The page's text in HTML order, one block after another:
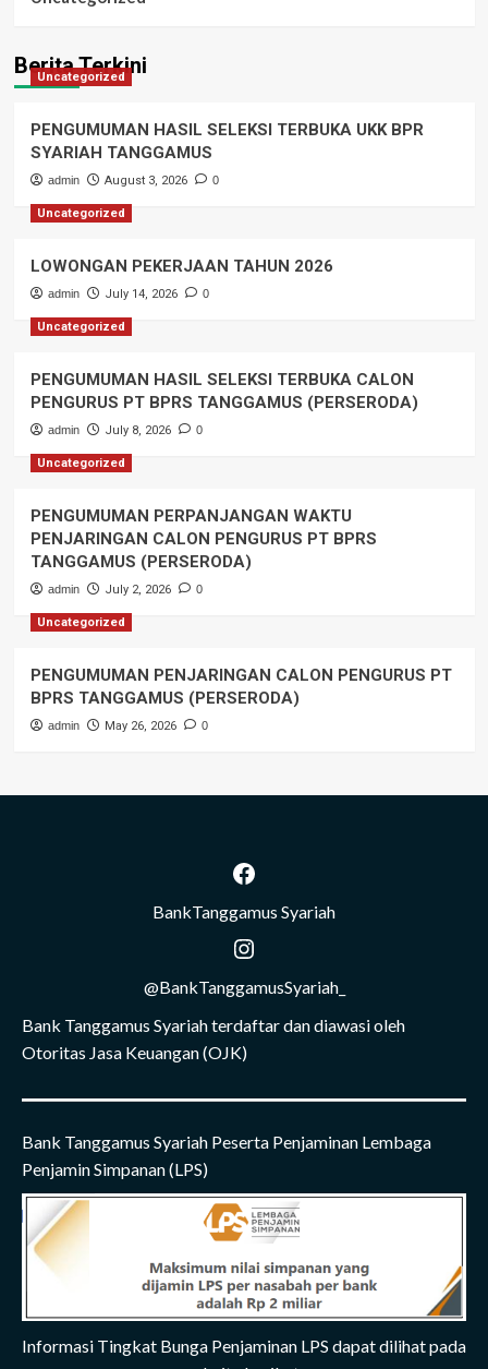
Berita Terkini
Uncategorized
PENGUMUMAN HASIL SELEKSI TERBUKA UKK BPR
SYARIAH TANGGAMUS
admin August 3, 2026 0
Uncategorized
LOWONGAN PEKERJAAN TAHUN 2026
admin July 14, 2026 0
Uncategorized
PENGUMUMAN HASIL SELEKSI TERBUKA CALON
PENGURUS PT BPRS TANGGAMUS (PERSERODA)
admin July 8, 2026 0
Uncategorized
PENGUMUMAN PERPANJANGAN WAKTU
PENJARINGAN CALON PENGURUS PT BPRS
TANGGAMUS (PERSERODA)
admin July 2, 2026 0
Uncategorized
PENGUMUMAN PENJARINGAN CALON PENGURUS PT
BPRS TANGGAMUS (PERSERODA)
admin May 26, 2026 0
Facebook
BankTanggamus Syariah
Instagram
@BankTanggamusSyariah_
Bank Tanggamus Syariah terdaftar dan diawasi oleh
Otoritas Jasa Keuangan (OJK)
Bank Tanggamus Syariah Peserta Penjaminan Lembaga
Penjamin Simpanan (LPS)
Informasi Tingkat Bunga Penjaminan LPS dapat dilihat pada